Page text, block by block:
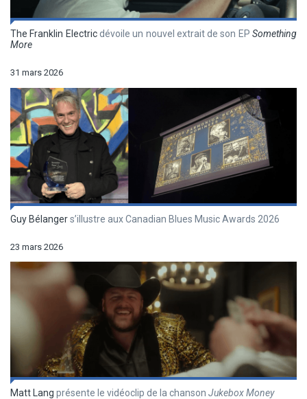
The Franklin Electricdévoile un nouvel extrait de son EPSomething
More
31 mars 2026
Guy Bélangers’illustre aux Canadian Blues Music Awards 2026
23 mars 2026
Matt Lang présente le vidéoclip de la chanson Jukebox Money